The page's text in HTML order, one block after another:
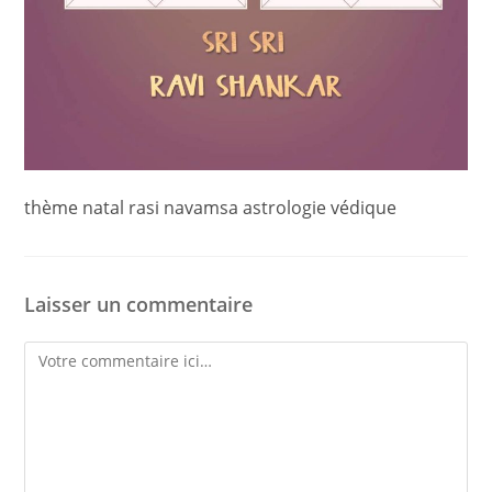
thème natal rasi navamsa astrologie védique
Laisser un commentaire
Comment